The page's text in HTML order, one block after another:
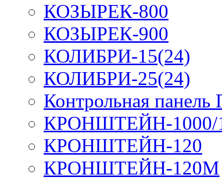
КОЗЫРЕК-800
КОЗЫРЕК-900
КОЛИБРИ-15(24)
КОЛИБРИ-25(24)
Контрольная
КРОНШТЕЙН-1000/
КРОНШТЕЙН-120
КРОНШТЕЙН-120М